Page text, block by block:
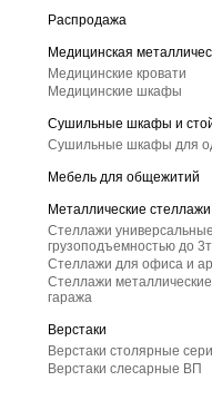
Распродажа
Медицинская
Медицинские кровати
Медицинские шкафы
Сушильные шкафы и
Сушильные шкафы для
Мебель для общежитий
Металлические стеллажи
Стеллажи
грузоподъемностью до
Стеллажи для офиса и
Стеллажи
гаража
Верстаки
Верстаки столярные
Верстаки слесарные ВП